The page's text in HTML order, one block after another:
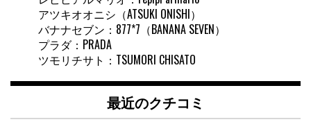
アツキオオニシ（ATSUKI ONISHI）
バナナセブン：877*7（BANANA SEVEN）
プラダ：PRADA
ツモリチサト：TSUMORI CHISATO
最近のクチコミ